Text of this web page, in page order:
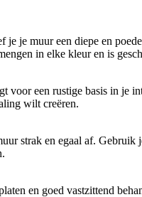
je muur een diepe en
in elke kleur en is
voor een rustige basis in
wilt creëren.
strak en egaal af.
en goed vastzittend